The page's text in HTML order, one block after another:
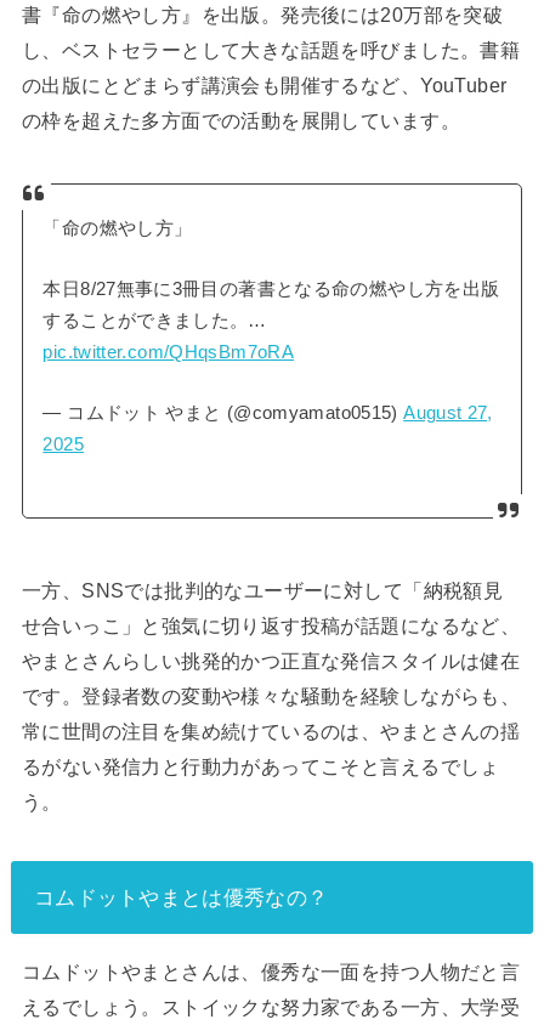
書『命の燃やし方』を出版。発売後には20万部を突破
し、ベストセラーとして大きな話題を呼びました。書籍
の出版にとどまらず講演会も開催するなど、YouTuber
の枠を超えた多方面での活動を展開しています。
「命の燃やし方」
本日8/27無事に3冊目の著書となる命の燃やし方を出版
することができました。…
pic.twitter.com/QHqsBm7oRA
— コムドット やまと (@comyamato0515)August 27,
2025
一方、SNSでは批判的なユーザーに対して「納税額見
せ合いっこ」と強気に切り返す投稿が話題になるなど、
やまとさんらしい挑発的かつ正直な発信スタイルは健在
です。登録者数の変動や様々な騒動を経験しながらも、
常に世間の注目を集め続けているのは、やまとさんの揺
るがない発信力と行動力があってこそと言えるでしょ
う。
コムドットやまとは優秀なの？
コムドットやまとさんは、優秀な一面を持つ人物だと言
えるでしょう。ストイックな努力家である一方、大学受